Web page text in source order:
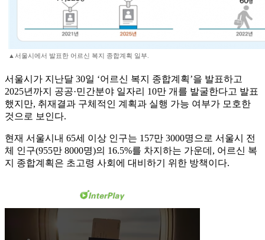
▲서울시에서 발표한 어르신 복지 종합계획 일부.
서울시가 지난달 30일 ‘어르신 복지 종합계획’을 발표하고
2025년까지 공공·민간분야 일자리 10만 개를 발굴한다고 발표
했지만, 취재결과 구체적인 계획과 실행 가능 여부가 모호한
것으로 보인다.
현재 서울시내 65세 이상 인구는 157만 3000명으로 서울시 전
체 인구(955만 8000명)의 16.5%를 차지하는 가운데, 어르신 복
지 종합계획은 초고령 사회에 대비하기 위한 방책이다.